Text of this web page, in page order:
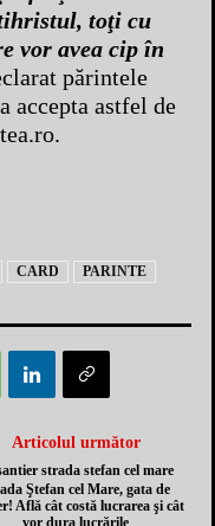
toţi cu
vor avea cip în
părintele
accepta astfel de
CARD
PARINTE
Articolul următor
Ştefan cel Mare, gata de
Află cât costă lucrarea şi cât
vor dura lucrările